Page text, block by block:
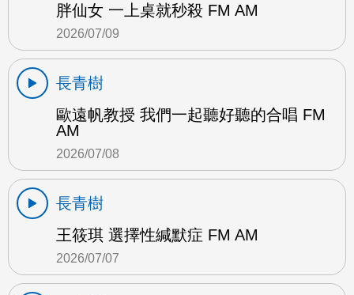
胖仙女 一上桌就秒殺 FM AM
2026/07/09
長青樹
歐遠帆教授 我們一起聽好聽的合唱 FM
AM
2026/07/08
長青樹
王筱琪 選擇性緘默症 FM AM
2026/07/07